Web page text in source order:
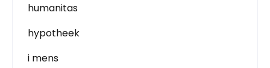
humanitas
hypotheek
i mens